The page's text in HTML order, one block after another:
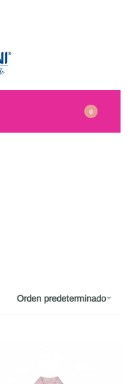
0
Orden predeterminado